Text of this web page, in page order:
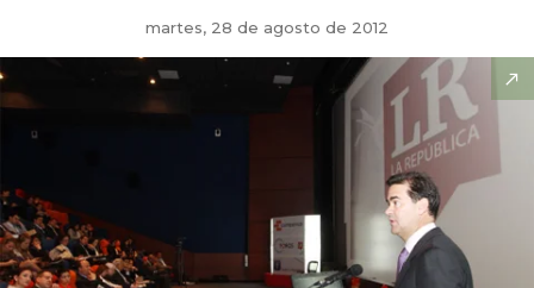
martes, 28 de agosto de 2012